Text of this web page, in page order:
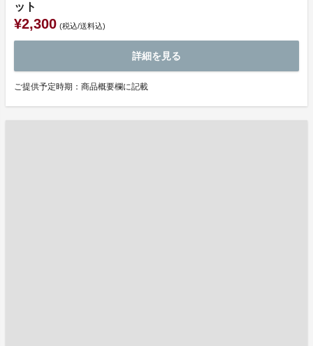
ット
¥2,300 (税込/送料込)
詳細を見る
ご提供予定時期：商品概要欄に記載